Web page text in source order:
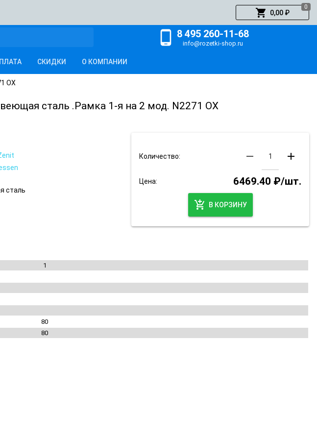
shopping_cart 0,00 ₽
0
phone_android 8 495 260-11-68
info@rozetki-shop.ru
СКИДКИ О КОМПАНИИ
OX
сталь .Рамка 1-я на 2 мод. N2271 OX
сталь
Количество: remove add
Цена:
6469.40 ₽/шт.
add_shopping_cart
В КОРЗИНУ
1
80
80